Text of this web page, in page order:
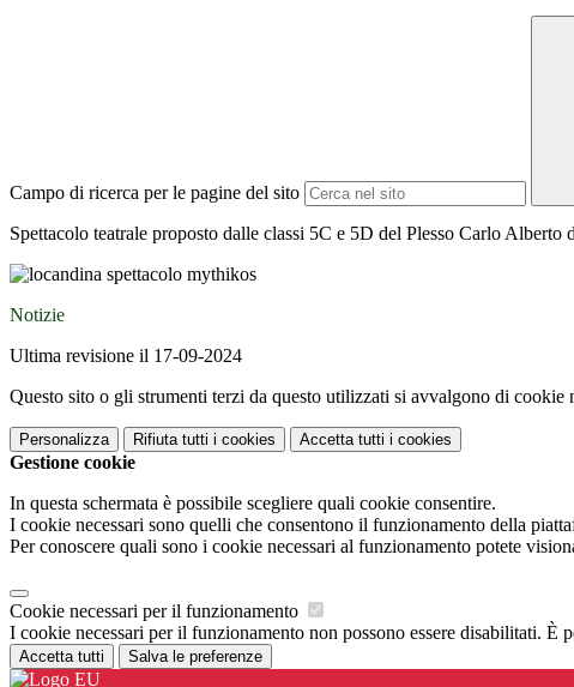
Campo di ricerca per le pagine del sito
Spettacolo teatrale proposto dalle classi 5C e 5D del Plesso Carlo Alberto
Notizie
Ultima revisione il 17-09-2024
Questo sito o gli strumenti terzi da questo utilizzati si avvalgono di
Personalizza Rifiuta tutti i cookies Accetta tutti i cookies
Gestione cookie
In questa schermata è possibile scegliere quali cookie consentire.
I cookie necessari sono quelli che consentono il funzionamento della
Per conoscere quali sono i cookie necessari al funzionamento potete
Cookie necessari per il funzionamento
I cookie necessari per il funzionamento non possono essere disabilitati.
Accetta tutti Salva le preferenze